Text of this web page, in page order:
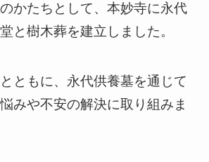
かたちとして、本妙寺に永代
と樹木葬を建立しました。
ともに、永代供養墓を通じて
みや不安の解決に取り組みま